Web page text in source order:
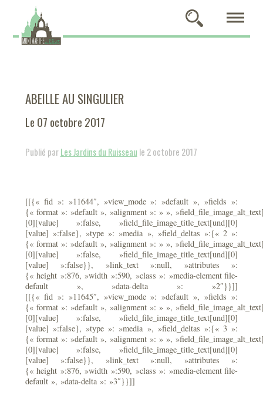
ABEILLE AU SINGULIER
Le 07 octobre 2017
Publié parLes Jardins du Ruisseau le 2 octobre 2017
[[{« fid »: »11644″, »view_mode »: »default », »fields »:
{« format »: »default », »alignment »: » »,
[0][value] »:false, »field_file_image_title_text[und][0]
[value] »:false}, »type »: »media », »field_deltas »:{« 2 »:
{« format »: »default », »alignment »: » »,
[0][value] »:false, »field_file_image_title_text[und][0]
[value] »:false}}, »link_text »:null, »attributes »:
{« height »:876, »width »:590, »class »: »media-element file-
default », »data-delta »: »2″}}]]
[[{« fid »: »11645″, »view_mode »: »default », »fields »:
{« format »: »default », »alignment »: » »,
[0][value] »:false, »field_file_image_title_text[und][0]
[value] »:false}, »type »: »media », »field_deltas »:{« 3 »:
{« format »: »default », »alignment »: » »,
[0][value] »:false, »field_file_image_title_text[und][0]
[value] »:false}}, »link_text »:null, »attributes »:
{« height »:876, »width »:590, »class »: »media-element file-
default », »data-delta »: »3″}}]]